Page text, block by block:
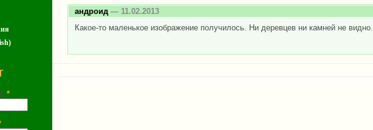
*
андроид — 11.02.2013
Какое-то маленькое изображение получилось. Ни деревцев ни камней не видно.